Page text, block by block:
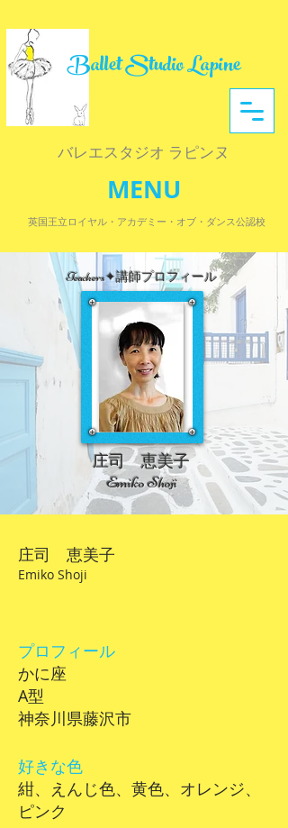
英国王立ロイヤル・アカデミー・オブ・ダンス公認校
​バレエスタジオ ラピンヌ
Ballet Studio Lapine
MENU
​Teachers✦講師プロフィール
庄司 恵美子
Emiko Shoji
庄司 恵美子
Emiko Shoji
プロフィール
かに座
A型
神奈川県藤沢市
好きな色
紺、えんじ色、黄色、オレンジ、
ピンク